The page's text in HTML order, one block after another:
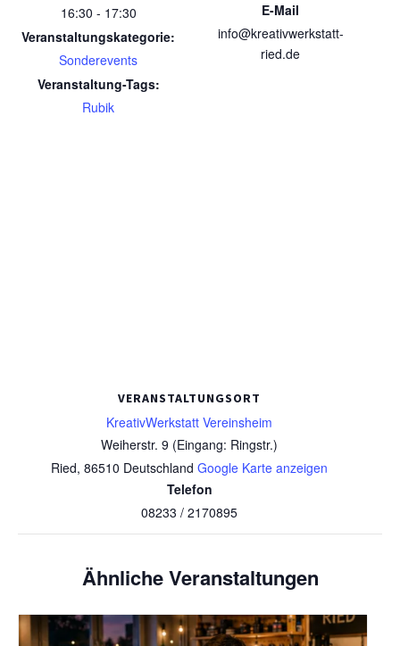
16:30 - 17:30
Veranstaltungskategorie:
Sonderevents
Veranstaltung-Tags:
Rubik
E-Mail
info@kreativwerkstatt-
ried.de
VERANSTALTUNGSORT
KreativWerkstatt Vereinsheim
Weiherstr. 9 (Eingang: Ringstr.)
Ried, 86510 Deutschland Google Karte anzeigen
Telefon
08233 / 2170895
Ähnliche Veranstaltungen